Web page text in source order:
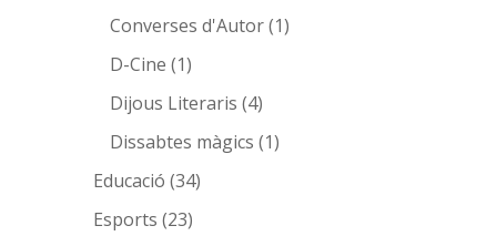
Converses d'Autor(1)
D-Cine (1)
Dijous Literaris (4)
Dissabtes màgics (1)
Educació (34)
Esports (23)